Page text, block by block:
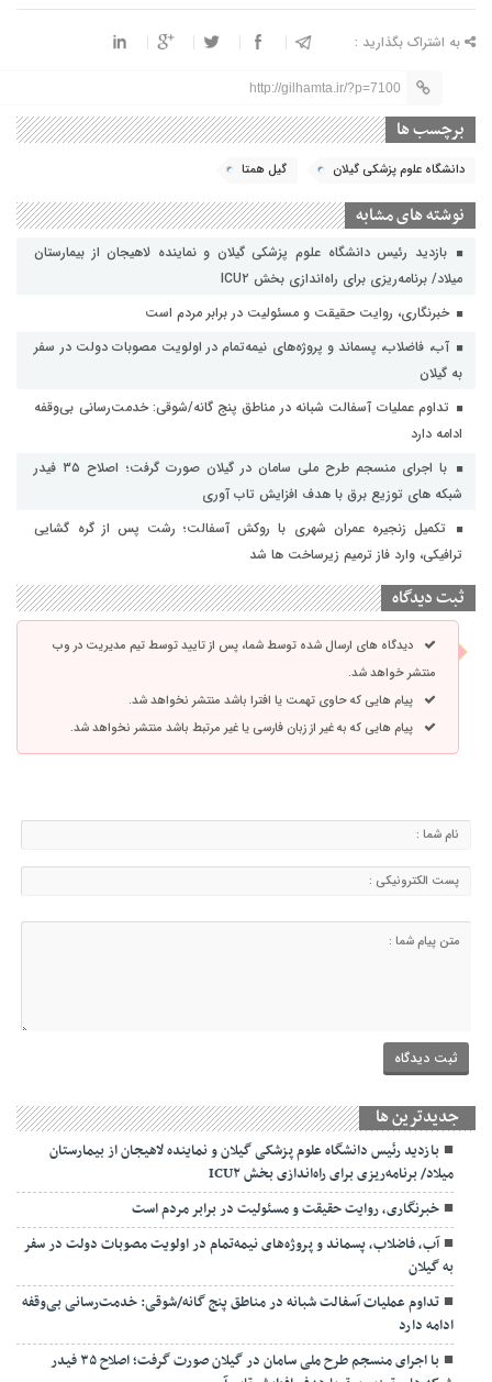
به اشتراک بگذارید :
http://gilhamta.ir/?p=7100
برچسب ها
دانشگاه علوم پزشکی گیلان گیل همتا
نوشته های مشابه
بازدید رئیس دانشگاه علوم پزشکی گیلان و نماینده لاهیجان از بیمارستان
میلاد/ برنامه‌ریزی برای راه‌اندازی بخش ICU۲
خبرنگاری، روایت حقیقت و مسئولیت‌ در برابر مردم است
آب، فاضلاب، پسماند و پروژه‌های نیمه‌تمام در اولویت مصوبات دولت در سفر
به گیلان
تداوم عملیات آسفالت‌ شبانه در مناطق پنج گانه/شوقی: خدمت‌رسانی بی‌وقفه
ادامه دارد
با اجرای منسجم طرح ملی سامان در گیلان صورت گرفت؛ اصلاح ۳۵ فیدر
شبکه های توزیع برق با هدف افزایش تاب آوری
تکمیل زنجیره عمران شهری با روکش آسفالت؛ رشت پس از گره گشایی
ترافیکی، وارد فاز ترمیم زیرساخت ها شد
ثبت دیدگاه
دیدگاه های ارسال شده توسط شما، پس از تایید توسط تیم مدیریت در وب
منتشر خواهد شد.
پیام هایی که حاوی تهمت یا افترا باشد منتشر نخواهد شد.
پیام هایی که به غیر از زبان فارسی یا غیر مرتبط باشد منتشر نخواهد شد.
جديدترين ها
بازدید رئیس دانشگاه علوم پزشکی گیلان و نماینده لاهیجان از بیمارستان
میلاد/ برنامه‌ریزی برای راه‌اندازی بخش ICU۲
خبرنگاری، روایت حقیقت و مسئولیت‌ در برابر مردم است
آب، فاضلاب، پسماند و پروژه‌های نیمه‌تمام در اولویت مصوبات دولت در سفر
به گیلان
تداوم عملیات آسفالت‌ شبانه در مناطق پنج گانه/شوقی: خدمت‌رسانی بی‌وقفه
ادامه دارد
با اجرای منسجم طرح ملی سامان در گیلان صورت گرفت؛ اصلاح ۳۵ فیدر